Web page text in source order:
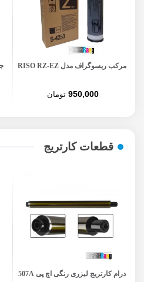
مرکب ریسوگراف مدل RISO RZ-EZ
درام کارتریج لیزری رنگی اچ پی 507A